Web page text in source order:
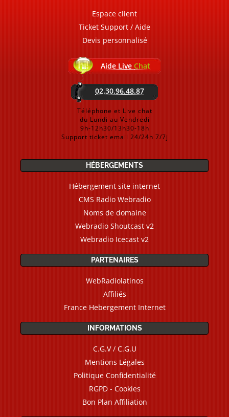
Espace client
Ticket Support / Aide
Devis personnalisé
Aide Live Chat
02.30.96.48.87
Téléphone et Live chat
du Lundi au Vendredi
9h-12h30/13h30-18h
Support ticket email 24/24h 7/7j
HÉBERGEMENTS
Hébergement site internet
CMS Radio Webradio
Noms de domaine
Webradio Shoutcast v2
Webradio Icecast v2
PARTENAIRES
WebRadiolatinos
Affiliés
France Hebergement Internet
INFORMATIONS
C.G.V / C.G.U
Mentions Légales
Politique Confidentialité
RGPD - Cookies
Bon Plan Affiliation